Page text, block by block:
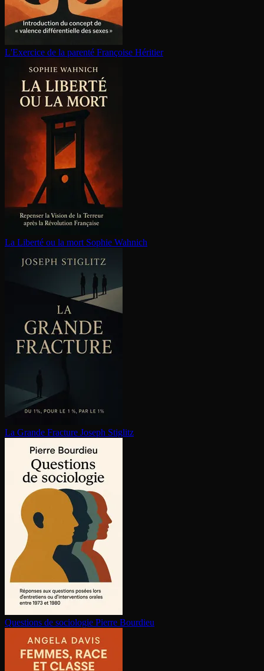
L'Exercice de la parenté Françoise Héritier
La Liberté ou la mort Sophie Wahnich
La Grande Fracture Joseph Stiglitz
Questions de sociologie Pierre Bourdieu